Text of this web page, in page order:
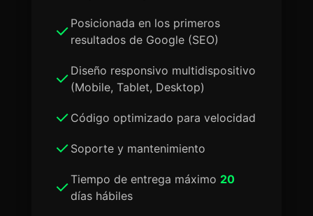
Posicionada en los primeros
resultados de Google (SEO)
Diseño responsivo multidispositivo
(Mobile, Tablet, Desktop)
Código optimizado para velocidad
Soporte y mantenimiento
Tiempo de entrega máximo 20
días hábiles